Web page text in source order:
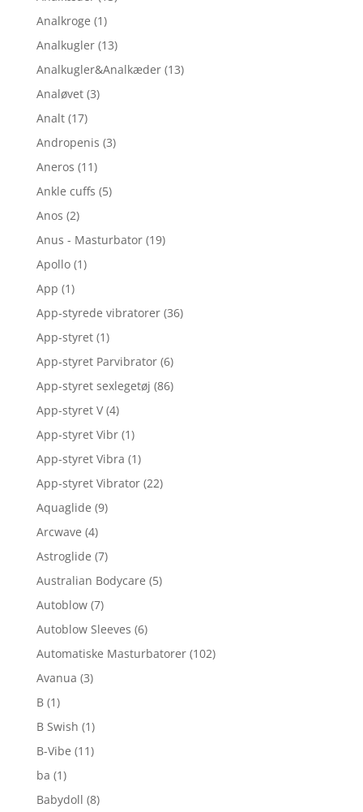
Analkroge (1)
Analkugler (13)
Analkugler&Analkæder (13)
Analøvet (3)
Analt (17)
Andropenis (3)
Aneros (11)
Ankle cuffs (5)
Anos (2)
Anus - Masturbator (19)
Apollo (1)
App (1)
App-styrede vibratorer (36)
App-styret (1)
App-styret Parvibrator (6)
App-styret sexlegetøj (86)
App-styret V (4)
App-styret Vibr (1)
App-styret Vibra (1)
App-styret Vibrator (22)
Aquaglide (9)
Arcwave (4)
Astroglide (7)
Australian Bodycare (5)
Autoblow (7)
Autoblow Sleeves (6)
Automatiske Masturbatorer (102)
Avanua (3)
B (1)
B Swish (1)
B-Vibe (11)
ba (1)
Babydoll (8)